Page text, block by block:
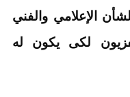
الإعلامي والفني
لكى يكون له